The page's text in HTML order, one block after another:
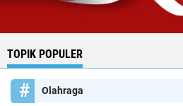
TOPIK POPULER
Olahraga